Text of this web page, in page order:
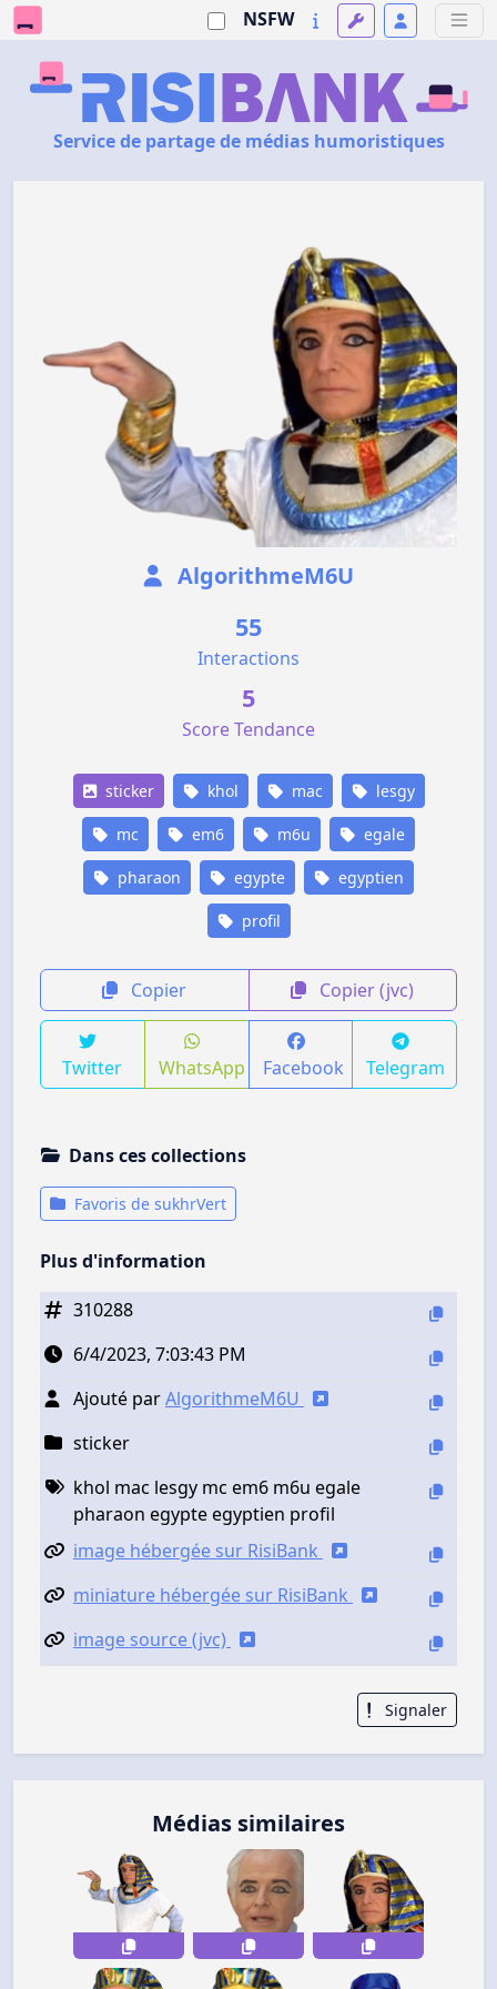
NSFW
Service de partage de médias humoristiques
AlgorithmeM6U
55
Interactions
5
Score Tendance
sticker khol mac lesgy
mc em6 m6u egale
pharaon egypte egyptien
profil
Copier Copier (jvc)
Twitter WhatsApp Facebook Telegram
Dans ces collections
Favoris de sukhrVert
Plus d'information
310288
6/4/2023, 7:03:43 PM
Ajouté parAlgorithmeM6U
sticker
khol mac lesgy mc em6 m6u egale
pharaon egypte egyptien profil
image hébergée sur RisiBank
miniature hébergée sur RisiBank
image source (jvc)
Signaler
Médias similaires